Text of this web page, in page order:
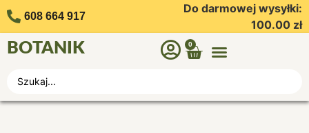
608 664 917
Do darmowej wysyłki:
100.00 zł
BOTANIK 0